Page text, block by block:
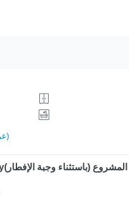
عرض الكل (17)
OwlJourneyالمشروع (باستثناء وجبة الإفطار)